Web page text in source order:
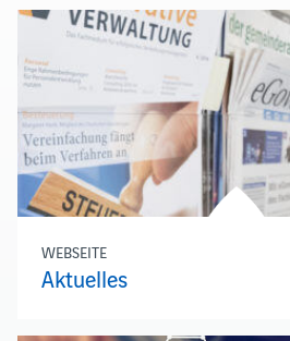
WEBSEITE
Aktuelles